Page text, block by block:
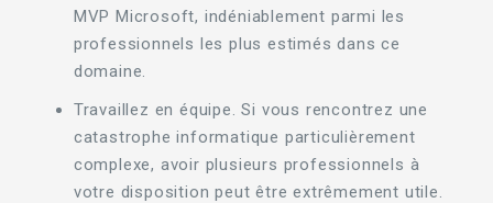
MVP Microsoft, indéniablement parmi les
professionnels les plus estimés dans ce
domaine.
Travaillez en équipe. Si vous rencontrez une
catastrophe informatique particulièrement
complexe, avoir plusieurs professionnels à
votre disposition peut être extrêmement utile.